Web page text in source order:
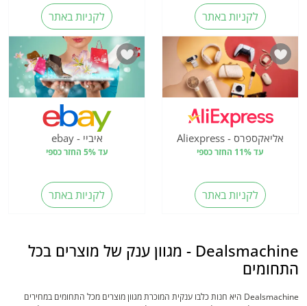
לקניות באתר לקניות באתר
אליאקספרס - Aliexpress
עד 11% החזר כספי
לקניות באתר
איביי - ebay
עד 5% החזר כספי
לקניות באתר
Dealsmachine - מגוון ענק של מוצרים בכל
התחומים
Dealsmachine היא חנות כלבו ענקית המוכרת מגוון מוצרים מכל התחומים במחירים